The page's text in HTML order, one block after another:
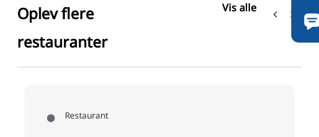
Oplev flere
restauranter
Vis alle
Restaurant